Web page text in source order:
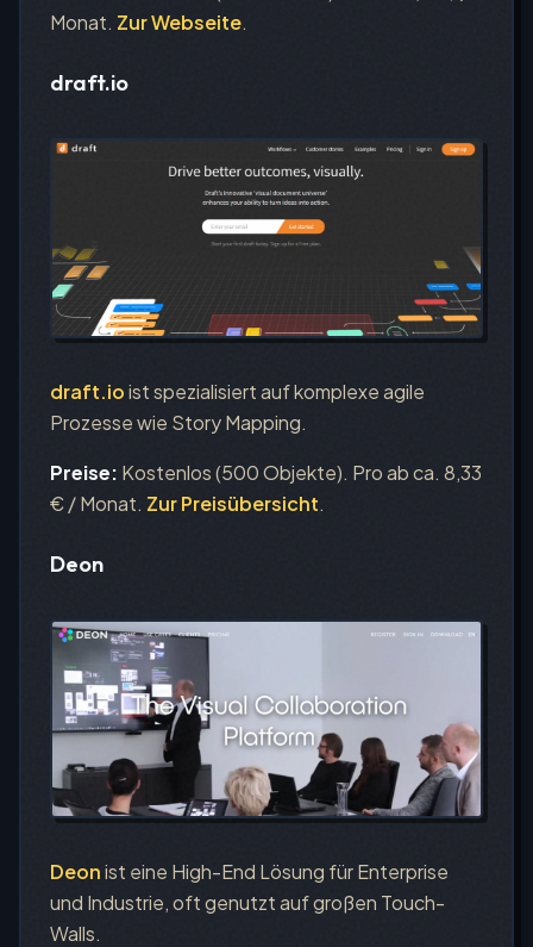
Monat. Zur Webseite.
draft.io
draft.ioist spezialisiert auf komplexe agile
Prozesse wie Story Mapping.
Preise: Kostenlos (500 Objekte). Pro ab ca. 8,33
€ / Monat. Zur Preisübersicht.
Deon
Deonist eine High-End Lösung für Enterprise
und Industrie, oft genutzt auf großen Touch-
Walls.